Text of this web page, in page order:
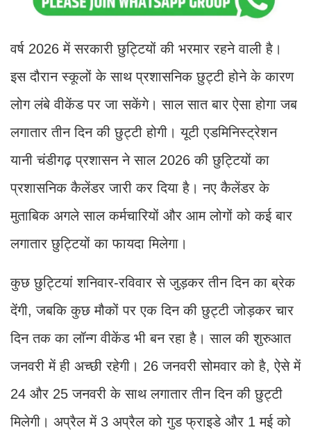
वर्ष 2026 में सरकारी छुट्टियों की भरमार रहने वाली है।
इस दौरान स्कूलों के साथ प्रशासनिक छुट्टी होने के कारण
लोग लंबे वीकेंड पर जा सकेंगे। साल सात बार ऐसा होगा जब
लगातार तीन दिन की छुट्टी होगी। यूटी एडमिनिस्ट्रेशन
यानी चंडीगढ़ प्रशासन ने साल 2026 की छुट्टियों का
प्रशासनिक कैलेंडर जारी कर दिया है। नए कैलेंडर के
मुताबिक अगले साल कर्मचारियों और आम लोगों को कई बार
लगातार छुट्टियों का फायदा मिलेगा।
कुछ छुट्टियां शनिवार-रविवार से जुड़कर तीन दिन का ब्रेक
देंगी, जबकि कुछ मौकों पर एक दिन की छुट्टी जोड़कर चार
दिन तक का लॉन्ग वीकेंड भी बन रहा है। साल की शुरुआत
जनवरी में ही अच्छी रहेगी। 26 जनवरी सोमवार को है, ऐसे में
24 और 25 जनवरी के साथ लगातार तीन दिन की छुट्टी
मिलेगी। अप्रैल में 3 अप्रैल को गुड फ्राइडे और 1 मई को